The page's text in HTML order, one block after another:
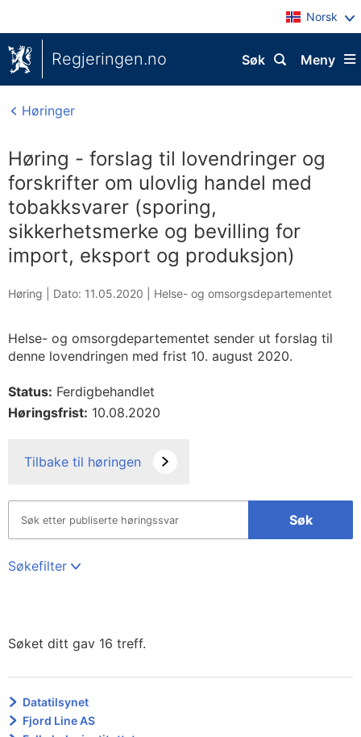
Norsk
Regjeringen.no Meny
Søk
Høringer
Høring - forslag til lovendringer og
forskrifter om ulovlig handel med
tobakksvarer (sporing,
sikkerhetsmerke og bevilling for
import, eksport og produksjon)
Høring | Dato: 11.05.2020 Helse- og omsorgsdepartementet
Helse- og omsorgdepartementet sender ut forslag til
denne lovendringen med frist 10. august 2020.
Status: Ferdigbehandlet
Høringsfrist: 10.08.2020
Tilbake til høringen
Søk
Søkefilter
Søket ditt gav 16 treff.
Datatilsynet
Fjord Line AS